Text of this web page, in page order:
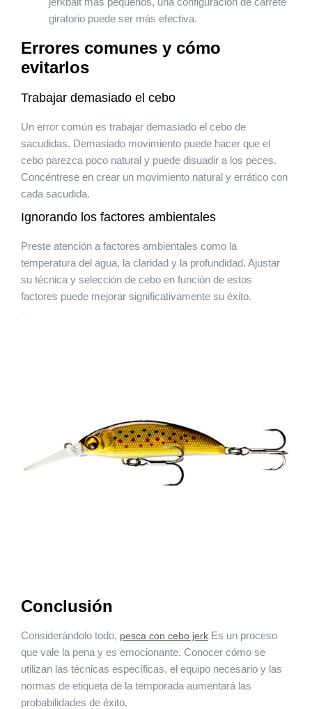
giratorio puede ser más efectiva.
Errores comunes y cómo
evitarlos
Trabajar demasiado el cebo
Un error común es trabajar demasiado el cebo de
sacudidas. Demasiado movimiento puede hacer que el
cebo parezca poco natural y puede disuadir a los peces.
Concéntrese en crear un movimiento natural y errático con
cada sacudida.
Ignorando los factores ambientales
Preste atención a factores ambientales como la
temperatura del agua, la claridad y la profundidad. Ajustar
su técnica y selección de cebo en función de estos
factores puede mejorar significativamente su éxito.
Conclusión
Considerándolo todo, pesca con cebo jerk Es un proceso
que vale la pena y es emocionante. Conocer cómo se
utilizan las técnicas específicas, el equipo necesario y las
normas de etiqueta de la temporada aumentará las
probabilidades de éxito.